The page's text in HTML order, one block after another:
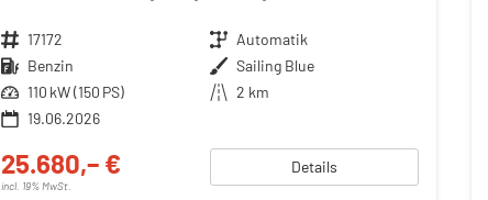
Fahrzeugnr. 17172 Getriebe Automatik
Kraftstoff Benzin Außenfarbe Sailing Blue
Leistung 110 kW (150 PS) Kilometerstand 2 km
19.06.2026
25.680,– €
incl. 19% MwSt.
Details